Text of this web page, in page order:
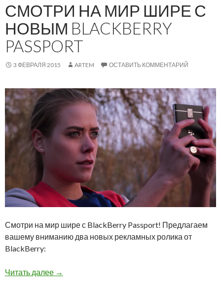
СМОТРИ НА МИР ШИРЕ С
НОВЫМ BLACKBERRY
PASSPORT
3 ФЕВРАЛЯ 2015 ARTEM ОСТАВИТЬ КОММЕНТАРИЙ
Смотри на мир шире с BlackBerry Passport! Предлагаем
вашему вниманию два новых рекламных ролика от
BlackBerry:
Читать далее Смотри на мир шире с новым BlackBerry
→